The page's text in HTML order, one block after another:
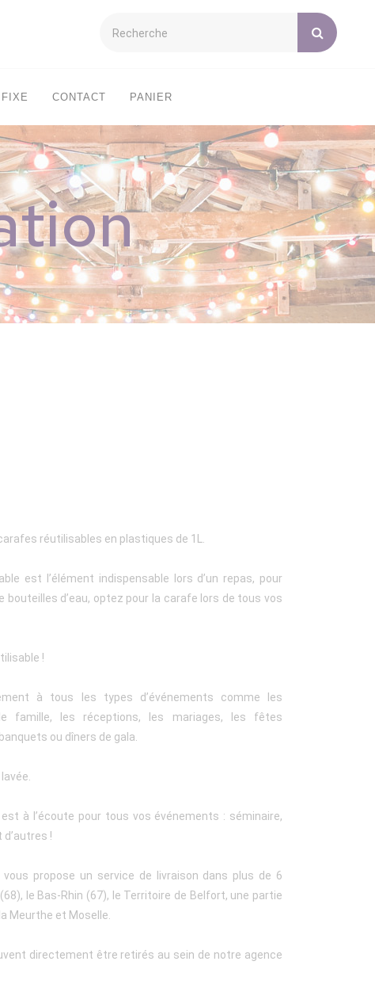
CONTACT PANIER
réutilisables en plastiques de 1L.
est l’élément indispensable lors d’un repas, pour
bouteilles d’eau, optez pour la carafe lors de tous vos
!
à tous les types d’événements comme les
famille, les réceptions, les mariages, les fêtes
ou dîners de gala.
à l’écoute pour tous vos événements : séminaire,
!
vous propose un service de livraison dans plus de 6
le Bas-Rhin (67), le Territoire de Belfort, une partie
Meurthe et Moselle.
directement être retirés au sein de notre agence